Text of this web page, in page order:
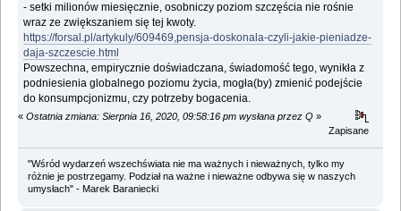
- setki milionów miesięcznie, osobniczy poziom szczęścia nie rośnie
wraz ze zwiększaniem się tej kwoty.
https://forsal.pl/artykuly/609469,pensja-doskonala-czyli-jakie-pieniadze-
daja-szczescie.html
Powszechna, empirycznie doświadczana, świadomość tego, wynikła z
podniesienia globalnego poziomu życia, mogła(by) zmienić podejście
do konsumpcjonizmu, czy potrzeby bogacenia.
« Ostatnia zmiana: Sierpnia 16, 2020, 09:58:16 pm wysłana przez Q »
Zapisane
"Wśród wydarzeń wszechświata nie ma ważnych i nieważnych, tylko my
różnie je postrzegamy. Podział na ważne i nieważne odbywa się w naszych
umysłach" - Marek Baraniecki